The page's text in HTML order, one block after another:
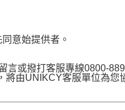
意始提供者。
或撥打客服專線0800-
將由UNIKCY客服單位為您